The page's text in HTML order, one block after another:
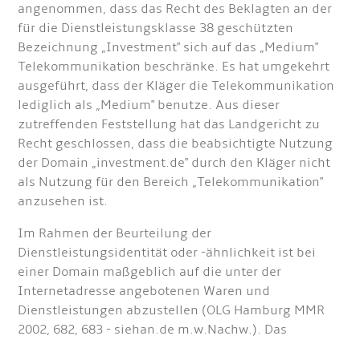
angenommen, dass das Recht des Beklagten an der
für die Dienstleistungsklasse 38 geschützten
Bezeichnung „Investment" sich auf das „Medium"
Telekommunikation beschränke. Es hat umgekehrt
ausgeführt, dass der Kläger die Telekommunikation
lediglich als „Medium" benutze. Aus dieser
zutreffenden Feststellung hat das Landgericht zu
Recht geschlossen, dass die beabsichtigte Nutzung
der Domain „investment.de" durch den Kläger nicht
als Nutzung für den Bereich „Telekommunikation"
anzusehen ist.
Im Rahmen der Beurteilung der
Dienstleistungsidentität oder -ähnlichkeit ist bei
einer Domain maßgeblich auf die unter der
Internetadresse angebotenen Waren und
Dienstleistungen abzustellen (OLG Hamburg MMR
2002, 682, 683 - siehan.de m.w.Nachw.). Das